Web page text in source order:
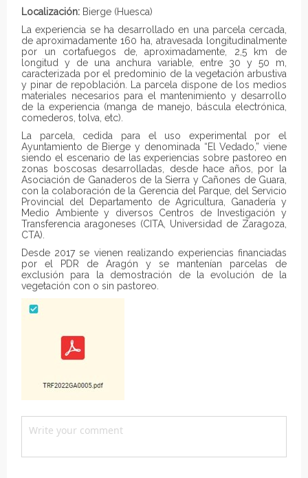
Localización: Bierge (Huesca)
La experiencia se ha desarrollado en una parcela cercada,
de aproximadamente 160 ha, atravesada longitudinalmente
por un cortafuegos de, aproximadamente, 2,5 km de
longitud y de una anchura variable, entre 30 y 50 m,
caracterizada por el predominio de la vegetación arbustiva
y pinar de repoblación. La parcela dispone de los medios
materiales necesarios para el mantenimiento y desarrollo
de la experiencia (manga de manejo, báscula electrónica,
comederos, tolva, etc).
La parcela, cedida para el uso experimental por el
Ayuntamiento de Bierge y denominada “El Vedado,” viene
siendo el escenario de las experiencias sobre pastoreo en
zonas boscosas desarrolladas, desde hace años, por la
Asociación de Ganaderos de la Sierra y Cañones de Guara,
con la colaboración de la Gerencia del Parque, del Servicio
Provincial del Departamento de Agricultura, Ganadería y
Medio Ambiente y diversos Centros de Investigación y
Transferencia aragoneses (CITA, Universidad de Zaragoza,
CTA).
Desde 2017 se vienen realizando experiencias financiadas
por el PDR de Aragón y se mantenían parcelas de
exclusión para la demostración de la evolución de la
vegetación con o sin pastoreo.